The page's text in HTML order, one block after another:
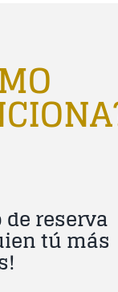
reserva
tú más